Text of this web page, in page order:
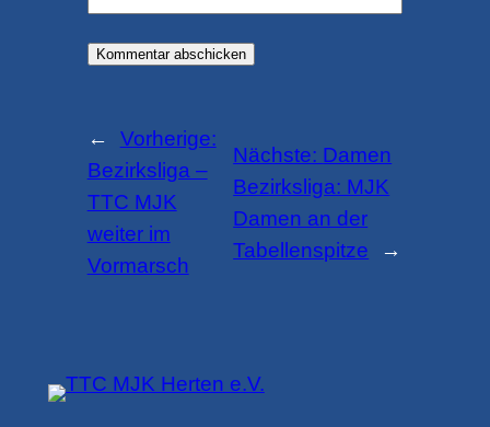
←
Vorherige:
Bezirksliga –
TTC MJK
weiter im
Vormarsch
Nächste: Damen
Bezirksliga: MJK
Damen an der
Tabellenspitze
→